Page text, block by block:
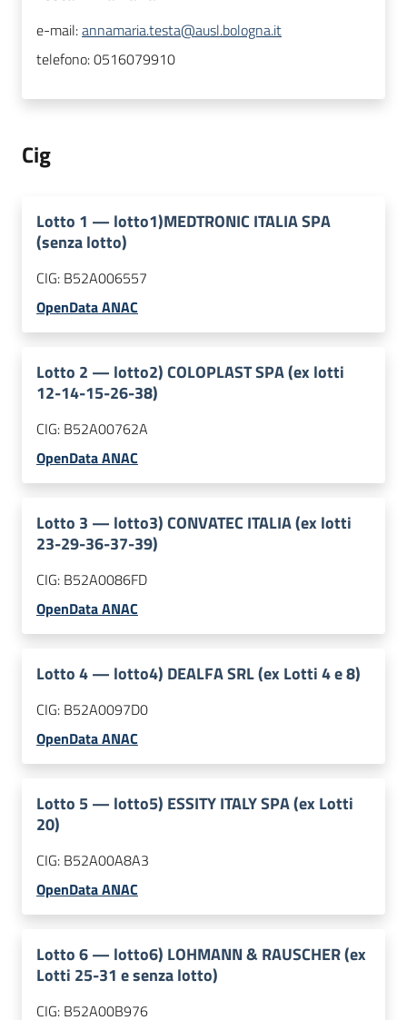
e-mail:annamaria.testa@ausl.bologna.it
telefono:0516079910
Cig
Lotto 1 — lotto1)MEDTRONIC ITALIA SPA
(senza lotto)
CIG: B52A006557
OpenData ANAC
Lotto 2 — lotto2) COLOPLAST SPA (ex lotti
12-14-15-26-38)
CIG: B52A00762A
OpenData ANAC
Lotto 3 — lotto3) CONVATEC ITALIA (ex lotti
23-29-36-37-39)
CIG: B52A0086FD
OpenData ANAC
Lotto4— lotto4) DEALFA SRL (ex Lotti 4 e 8)
CIG: B52A0097D0
OpenData ANAC
Lotto 5— lotto5) ESSITY ITALY SPA (ex Lotti
20)
CIG: B52A00A8A3
OpenData ANAC
Lotto6— lotto6) LOHMANN & RAUSCHER (ex
Lotti 25-31 e senza lotto)
CIG: B52A00B976